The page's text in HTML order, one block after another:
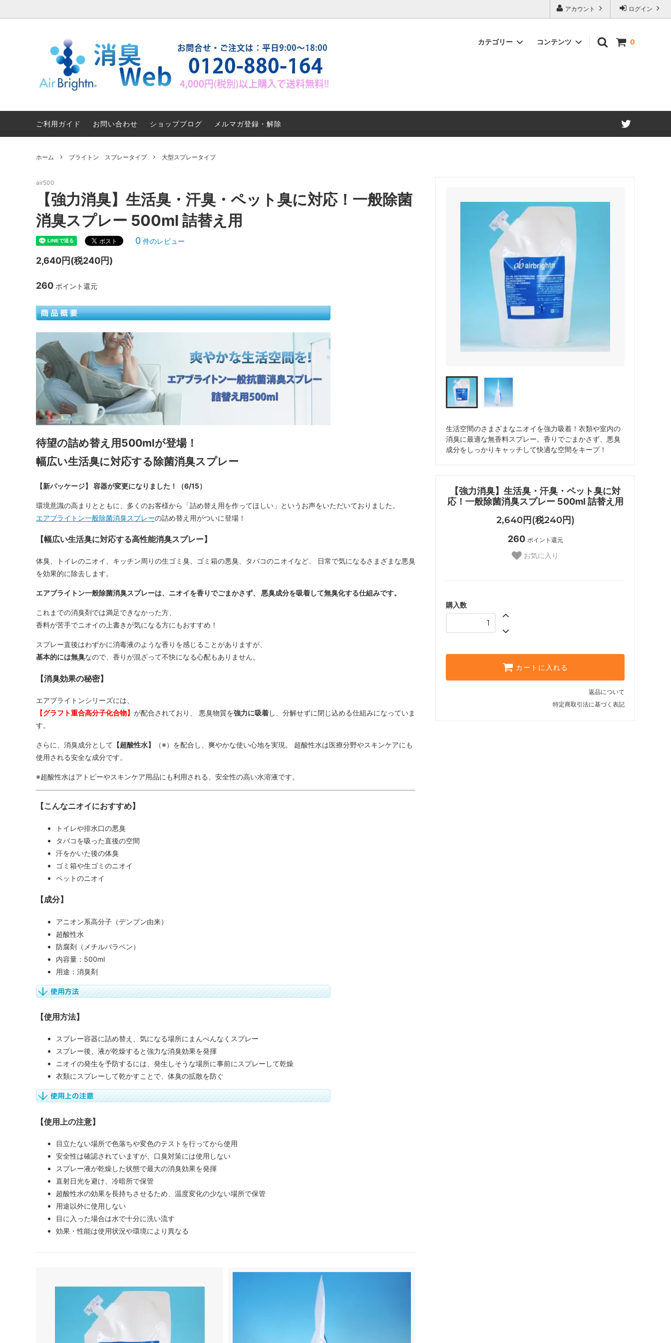
ログイン
アカウント
0
カテゴリー
消臭サービス ブライトン スプレータイプ
コンテンツ
ブライトン消臭剤 消臭の仕組み においのマメ知識
シックハウス症候群と消臭対策1 シックハウス症候群と消臭対策２
ズ】
お金の掛からない消臭方法！メールマガ
ジン登録のご案内！
足・靴が臭い時の消臭対策法 消臭WEB商品販売代理店募集
ビスのご紹介
除去サービス
ご利用ガイド お問い合わせ ショップブログ メルマガ登録・解除
ホーム ブライトン スプレータイプ 大型スプレータイプ
生活空間のさまざまなニオイを強力吸着！衣類や室内の
消臭に最適な無香料スプレー。香りでごまかさず、悪臭
成分をしっかりキャッチして快適な空間をキープ！
【強力消臭】生活臭・汗臭・ペット臭に対
応！一般除菌消臭スプレー 500ml 詰替え用
2,640円(税240円)
260 ポイント還元
お気に入り
購入数
カートに入れる
返品について
特定商取引法に基づく表記
air500
【強力消臭】生活臭・汗臭・ペット臭に対応！一般除菌
消臭スプレー 500ml 詰替え用
0 件のレビュー
2,640円(税240円)
260 ポイント還元
待望の詰め替え用500mlが登場！
幅広い生活臭に対応する除菌消臭スプレー
【新パッケージ】 容器が変更になりました！（6/15）
環境意識の高まりとともに、多くのお客様から「詰め替え用を作ってほしい」というお声をいただいておりました。
エアブライトン一般除菌消臭スプレーの詰め替え用がついに登場！
【幅広い生活臭に対応する高性能消臭スプレー】
体臭、トイレのニオイ、キッチン周りの生ゴミ臭、ゴミ箱の悪臭、タバコのニオイなど、 日常で気になるさまざまな悪臭
を効果的に除去します。
エアブライトン一般除菌消臭スプレーは、ニオイを香りでごまかさず、 悪臭成分を吸着して無臭化する仕組みです。
これまでの消臭剤では満足できなかった方、
香料が苦手でニオイの上書きが気になる方にもおすすめ！
スプレー直後はわずかに消毒液のような香りを感じることがありますが、
基本的には無臭なので、香りが混ざって不快になる心配もありません。
【消臭効果の秘密】
エアブライトンシリーズには、
【グラフト重合高分子化合物】 が配合されており、 悪臭物質を強力に吸着し、分解せずに閉じ込める仕組みになっていま
す。
さらに、消臭成分として 【超酸性水】
（※）を配合し、爽やかな使い心地を実現。 超酸性水は医療分野やスキンケアにも
使用される安全な成分です。
※超酸性水はアトピーやスキンケア用品にも利用される、安全性の高い水溶液です。
【こんなニオイにおすすめ】
トイレや排水口の悪臭
タバコを吸った直後の空間
汗をかいた後の体臭
ゴミ箱や生ゴミのニオイ
ペットのニオイ
【成分】
アニオン系高分子（デンプン由来）
超酸性水
防腐剤（メチルパラペン）
内容量：500ml
用途：消臭剤
【使用方法】
スプレー容器に詰め替え、気になる場所にまんべんなくスプレー
スプレー後、液が乾燥すると強力な消臭効果を発揮
ニオイの発生を予防するには、発生しそうな場所に事前にスプレーして乾燥
衣類にスプレーして乾かすことで、体臭の拡散を防ぐ
【使用上の注意】
目立たない場所で色落ちや変色のテストを行ってから使用
安全性は確認されていますが、口臭対策には使用しない
スプレー液が乾燥した状態で最大の消臭効果を発揮
直射日光を避け、冷暗所で保管
超酸性水の効果を長持ちさせるため、温度変化の少ない場所で保管
用途以外に使用しない
目に入った場合は水で十分に洗い流す
効果・性能は使用状況や環境により異なる